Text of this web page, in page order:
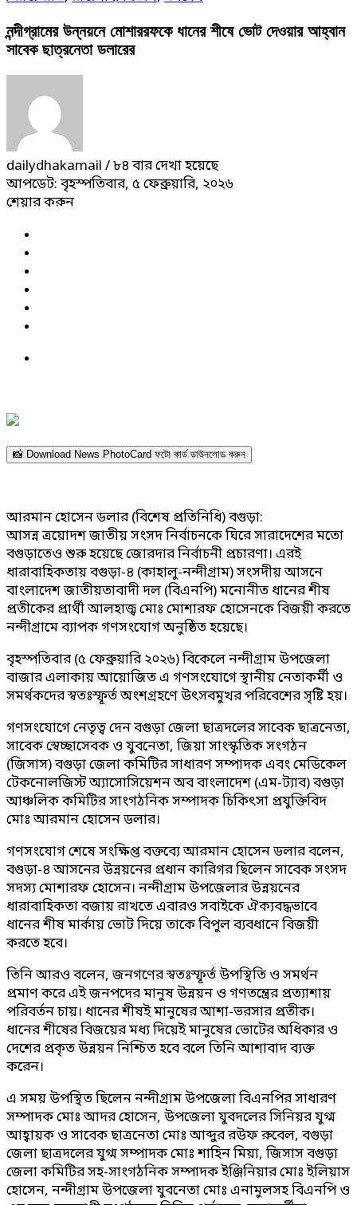
নন্দীগ্রামের উন্নয়নে মোশাররফকে ধানের শীষে ভোট দেওয়ার আহ্বান
সাবেক ছাত্রনেতা ডলারের
dailydhakamail / ৮৪ বার দেখা হয়েছে
আপডেট: বৃহস্পতিবার, ৫ ফেব্রুয়ারি, ২০২৬
শেয়ার করুন
📸 Download News PhotoCard ফটো কার্ড ডাউনলোড করুন
আরমান হোসেন ডলার (বিশেষ প্রতিনিধি) বগুড়া:
আসন্ন ত্রয়োদশ জাতীয় সংসদ নির্বাচনকে ঘিরে সারাদেশের মতো
বগুড়াতেও শুরু হয়েছে জোরদার নির্বাচনী প্রচারণা। এরই
ধারাবাহিকতায় বগুড়া-৪ (কাহালু-নন্দীগ্রাম) সংসদীয় আসনে
বাংলাদেশ জাতীয়তাবাদী দল (বিএনপি) মনোনীত ধানের শীষ
প্রতীকের প্রার্থী আলহাজ্ব মোঃ মোশারফ হোসেনকে বিজয়ী করতে
নন্দীগ্রামে ব্যাপক গণসংযোগ অনুষ্ঠিত হয়েছে।
বৃহস্পতিবার (৫ ফেব্রুয়ারি ২০২৬) বিকেলে নন্দীগ্রাম উপজেলা
বাজার এলাকায় আয়োজিত এ গণসংযোগে স্থানীয় নেতাকর্মী ও
সমর্থকদের স্বতঃস্ফূর্ত অংশগ্রহণে উৎসবমুখর পরিবেশের সৃষ্টি হয়।
গণসংযোগে নেতৃত্ব দেন বগুড়া জেলা ছাত্রদলের সাবেক ছাত্রনেতা,
সাবেক স্বেচ্ছাসেবক ও যুবনেতা, জিয়া সাংস্কৃতিক সংগঠন
(জিসাস) বগুড়া জেলা কমিটির সাধারণ সম্পাদক এবং মেডিকেল
টেকনোলজিস্ট অ্যাসোসিয়েশন অব বাংলাদেশ (এম-ট্যাব) বগুড়া
আঞ্চলিক কমিটির সাংগঠনিক সম্পাদক চিকিৎসা প্রযুক্তিবিদ
মোঃ আরমান হোসেন ডলার।
গণসংযোগ শেষে সংক্ষিপ্ত বক্তব্যে আরমান হোসেন ডলার বলেন,
বগুড়া-৪ আসনের উন্নয়নের প্রধান কারিগর ছিলেন সাবেক সংসদ
সদস্য মোশারফ হোসেন। নন্দীগ্রাম উপজেলার উন্নয়নের
ধারাবাহিকতা বজায় রাখতে এবারও সবাইকে ঐক্যবদ্ধভাবে
ধানের শীষ মার্কায় ভোট দিয়ে তাকে বিপুল ব্যবধানে বিজয়ী
করতে হবে।
তিনি আরও বলেন, জনগণের স্বতঃস্ফূর্ত উপস্থিতি ও সমর্থন
প্রমাণ করে এই জনপদের মানুষ উন্নয়ন ও গণতন্ত্রের প্রত্যাশায়
পরিবর্তন চায়। ধানের শীষই মানুষের আশা-ভরসার প্রতীক।
ধানের শীষের বিজয়ের মধ্য দিয়েই মানুষের ভোটের অধিকার ও
দেশের প্রকৃত উন্নয়ন নিশ্চিত হবে বলে তিনি আশাবাদ ব্যক্ত
করেন।
এ সময় উপস্থিত ছিলেন নন্দীগ্রাম উপজেলা বিএনপির সাধারণ
সম্পাদক মোঃ আদর হোসেন, উপজেলা যুবদলের সিনিয়র যুগ্ম
আহ্বায়ক ও সাবেক ছাত্রনেতা মোঃ আব্দুর রউফ রুবেল, বগুড়া
জেলা ছাত্রদলের যুগ্ম সম্পাদক মোঃ শাহিন মিয়া, জিসাস বগুড়া
জেলা কমিটির সহ-সাংগঠনিক সম্পাদক ইঞ্জিনিয়ার মোঃ ইলিয়াস
হোসেন, নন্দীগ্রাম উপজেলা যুবনেতা মোঃ এনামুলসহ বিএনপি ও